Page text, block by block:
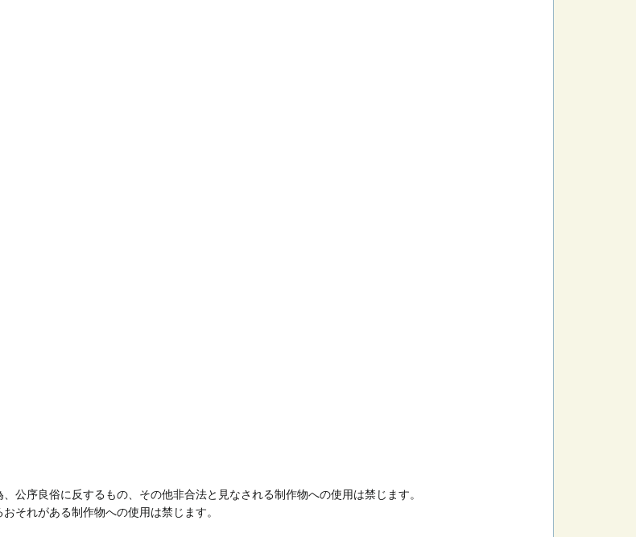
公序良俗に反するもの、その他非合法と見なされる制作物への使用は禁じます。
それがある制作物への使用は禁じます。